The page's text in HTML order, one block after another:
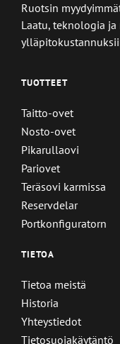
Ruotsin
Laatu, teknologia
TUOTTEET
Taitto-ovet
Nosto-ovet
Pikarullaovi
Pariovet
Teräsovi karmissa
Reservdelar
Portkonfiguratorn
TIETOA
Tietoa meistä
Historia
Yhteystiedot
Tietosuojakäytäntö